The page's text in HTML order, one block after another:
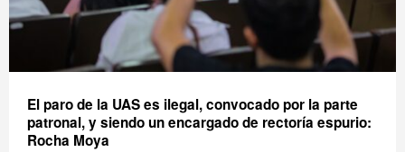
El paro de la UAS es ilegal, convocado por la parte
patronal, y siendo un encargado de rectoría espurio:
Rocha Moya